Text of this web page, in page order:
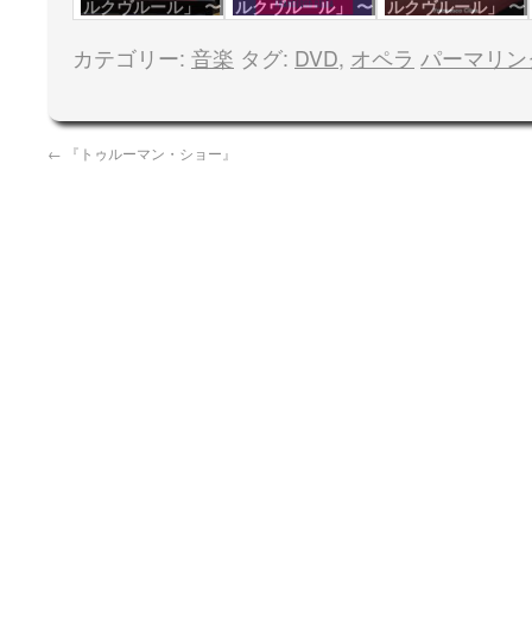
ルクヴルール」 〜
G.P.
ルクヴルール」 〜
パリ公演
ルクヴルール」 〜
初日
カテゴリー: 音楽 タグ: DVD, オペラ パーマリ
← 『トゥルーマン・ショー』